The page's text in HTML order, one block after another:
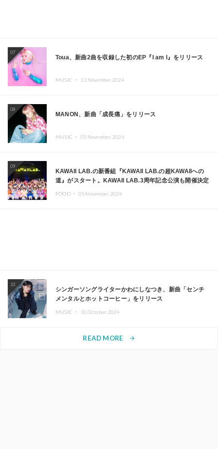
07
Toua、新曲2曲を収録した初のEP『I am I』をリリース
MUSIC ・ 13.November.2024
08
MANON、新曲「成長痛」をリリース
MUSIC ・ 05.November.2024
09
KAWAII LAB.の新番組『KAWAII LAB.の超KAWAIIへの
道』がスタート。KAWAII LAB.3周年記念公演も開催決定
FOOD ・ 05.November.2024
10
シンガーソングライターかわにしなつき、新曲「センチ
メンタルとホットコーヒー」をリリース
MUSIC ・ 31.October.2024
READ MORE arrow_forward